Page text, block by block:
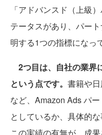
「アドバンスド（上級
テータスがあり、パー
明する1つの指標になっ
2つ目は、自社の業界
という点です。 書籍や
など、Amazon Ads パ
としているか、具体的